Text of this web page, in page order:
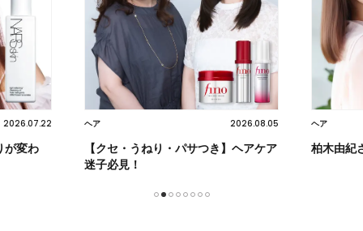
2026.08.05
アケア
ヘア 2026.07.17
柏木由紀さんも感動！
美活
注目の炭